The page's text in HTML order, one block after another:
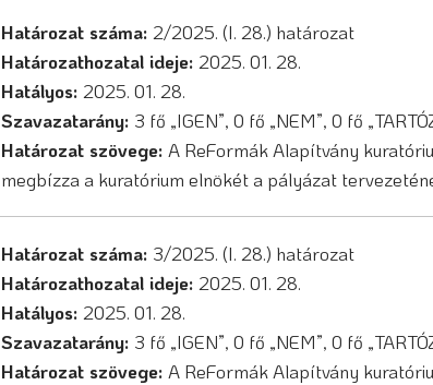
Határozat száma: 2/2025. (I. 28.) határozat
Határozathozatal ideje: 2025. 01. 28.
Hatályos: 2025. 01. 28.
Szavazatarány: 3 fő „IGEN”, 0 fő „NEM”, 0 fő
Határozat szövege: A ReFormák Alapítvány
megbízza a kuratórium elnökét a pályázat
Határozat száma: 3/2025. (I. 28.) határozat
Határozathozatal ideje: 2025. 01. 28.
Hatályos: 2025. 01. 28.
Szavazatarány: 3 fő „IGEN”, 0 fő „NEM”, 0 fő
Határozat szövege: A ReFormák Alapítvány